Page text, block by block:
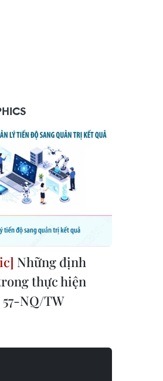
Những định
thực hiện
NQ/TW